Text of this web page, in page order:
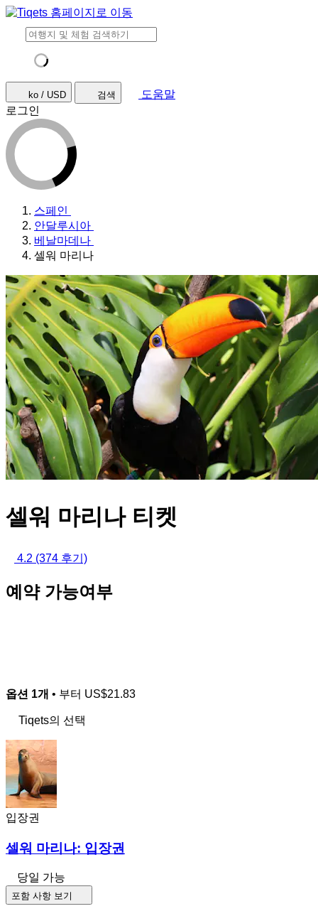
ko / USD 검색
도움말
로그인
스페인
안달루시아
베날마데나
셀워 마리나
셀워 마리나 티켓
4.2 (374 후기)
예약 가능여부
옵션 1개 • 부터 US$21.83
Tiqets의 선택
입장권
셀워 마리나: 입장권
당일 가능
포함 사항 보기